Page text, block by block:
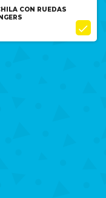
CON RUEDAS
